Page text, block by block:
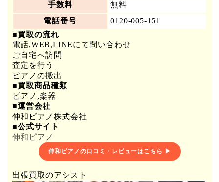
手数料
無料
電話番号
0120-005-151
■買取の流れ
電話,WEB,LINEにて問い合わせ
ご自宅へ訪問
査定を行う
ピアノの搬出
■買取商品種類
ピアノ,楽器
■運営会社
伸和ピアノ株式会社
■公式サイト
伸和ピアノ
伸和ピアノの口コミ・レビューはこちら ▶
出張買取のアシスト